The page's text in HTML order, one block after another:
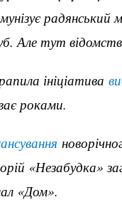
Але тут
ініціатива
роками.
«Незабудка»
«Дом».